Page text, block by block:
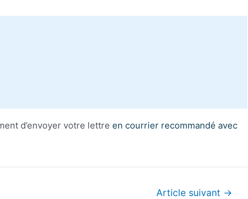
d’envoyer votre lettre en courrier recommandé avec
Article suivant →